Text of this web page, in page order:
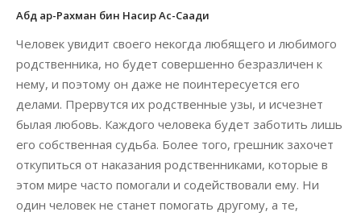
Абд ар-Рахман бин Насир Ас-Саади
Человек увидит своего некогда любящего и любимого
родственника, но будет совершенно безразличен к
нему, и поэтому он даже не поинтересуется его
делами. Прервутся их родственные узы, и исчезнет
былая любовь. Каждого человека будет заботить лишь
его собственная судьба. Более того, грешник захочет
откупиться от наказания родственниками, которые в
этом мире часто помогали и содействовали ему. Ни
один человек не станет помогать другому, а те,